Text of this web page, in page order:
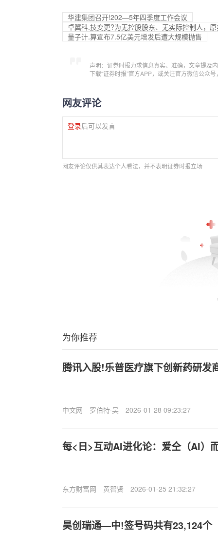
华建集团召开!202—5年四季度工作会议
卓翼科.技变更?为无控股股东、无实际控制人，
量子计.算宣布7.5亿美元增发后遭大规模抛售
声明：证券时报力求信息真实、准确，文章提及
下载“证券时报”官方APP，或关注官方微信公众
网友评论
登录后可以发言
网友评论仅供其表达个人看法，并不表明证券时报立场
为你推荐
腾讯入股!乐普医疗旗下创新药研发
中文网 罗伯特·吴 2026-01-28 09:23:27
每<日>互动AI进化论：爱仝（AI）
东方财富网 黄智贤 2026-01-25 21:32:27
昊创瑞通—中!签号码共有23,124个